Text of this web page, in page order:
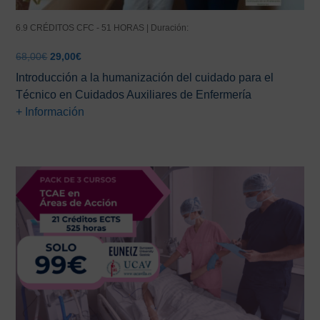
6.9 CRÉDITOS CFC - 51 HORAS | Duración:
68,00€ El
precio
original
era:
68,00€.
29,00€El
precio
actual
es:
29,00€.
Introducción a la humanización del cuidado para el
Técnico en Cuidados Auxiliares de Enfermería
+ Información